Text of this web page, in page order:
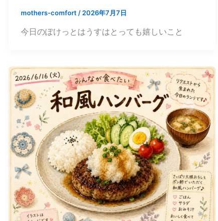
mothers-comfort / 2026年7月7日
今日のぽけっとはうすはとっても嬉しいこと